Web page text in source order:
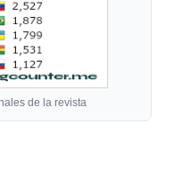
de la revista